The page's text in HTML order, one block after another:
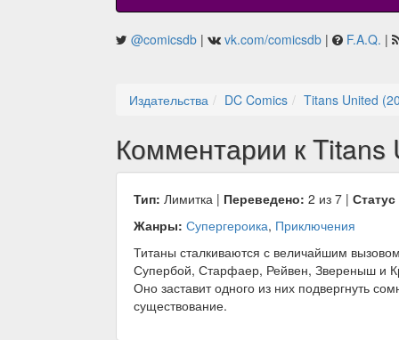
@comicsdb | vk.com/comicsdb | F.A.Q. |
Издательства DC Comics Titans United
Комментарии к Titans
Тип: Лимитка | Переведено: 2 из 7 |
Жанры: Супергероика, Приключения
Титаны сталкиваются с величайшим
Супербой, Старфаер, Рейвен, Звереныш и
Оно заставит одного из них подвергнуть
существование.